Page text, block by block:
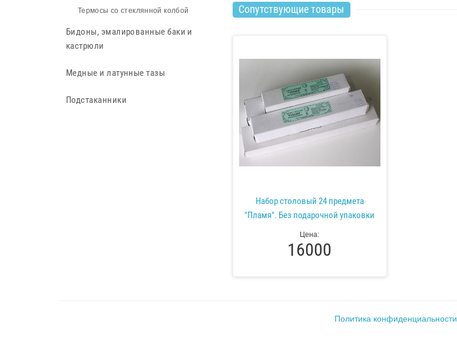
Термосы со стеклянной колбой
Бидоны, эмалированные баки и
кастрюли
Медные и латунные тазы
Подстаканники
Сопутствующие товары
Набор столовый 24 предмета
"Пламя". Без подарочной упаковки
Цена:
16000
Политика конфиденциальности